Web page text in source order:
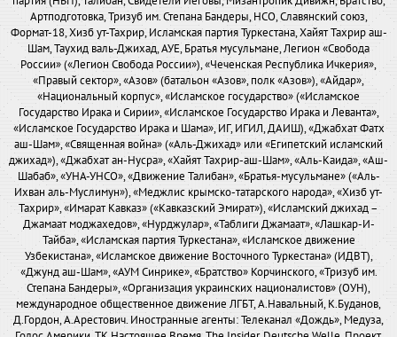
Артподготовка, Тризуб им. Степана Бандеры, НСО, Славянский союз,
Формат-18, Хизб ут-Тахрир, Исламская партия Туркестана, Хайят Тахрир аш-
Шам, Таухид валь-Джихад, АУЕ, Братья мусульмане, Легион «Свобода
России» («Легион Свобода России»), «Чеченская Республика Ичкерия»,
«Правый сектор», «Азов» (батальон «Азов», полк «Азов»), «Айдар»,
«Национальный корпус», «Исламское государство» («Исламское
Государство Ирака и Сирии», «Исламское Государство Ирака и Леванта»,
«Исламское Государство Ирака и Шама», ИГ, ИГИЛ, ДАИШ), «Джабхат Фатх
аш-Шам», «Священная война» («Аль-Джихад» или «Египетский исламский
джихад»), «Джабхат ан-Нусра», «Хайят Тахрир-аш-Шам», «Аль-Каида», «Аш-
Шабаб», «УНА-УНСО», «Движение Талибан», «Братья-мусульмане» («Аль-
Ихван аль-Муслимун»), «Меджлис крымско-татарского народа», «Хизб ут-
Тахрир», «Имарат Кавказ» («Кавказский Эмират»), «Исламский джихад –
Джамаат моджахедов», «Нурджулар», «Таблиги Джамаат», «Лашкар-И-
Тайба», «Исламская партия Туркестана», «Исламское движение
Узбекистана», «Исламское движение Восточного Туркестана» (ИДВТ),
«Джунд аш-Шам», «АУМ Синрике», «Братство» Корчинского, «Тризуб им.
Степана Бандеры», «Организация украинских националистов» (ОУН),
международное общественное движение ЛГБТ, А.Навальный, К.Буданов,
Д.Гордон, А.Арестович. Иностранные агенты: Телеканал «Дождь», Медуза,